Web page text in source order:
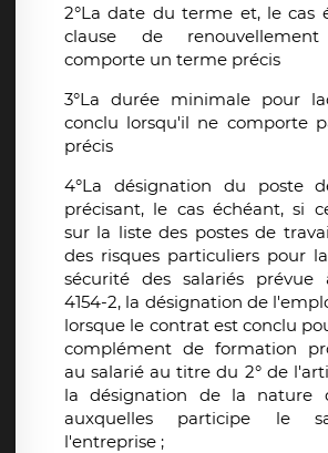
2°La date du terme et, le cas
clause de
comporte un terme précis
3°La durée minimale pour
conclu lorsqu'il ne comporte
précis
4°La désignation du poste
précisant, le cas échéant, si
sur la liste des postes de
des risques particuliers pour
sécurité des salariés
4154-2, la désignation de
lorsque le contrat est conclu
complément de formation
au salarié au titre du 2° de
la désignation de la nature
auxquelles participe le
l'entreprise ;